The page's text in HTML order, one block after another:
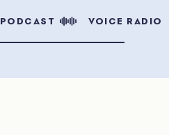
PODCAST VOICE RADIO